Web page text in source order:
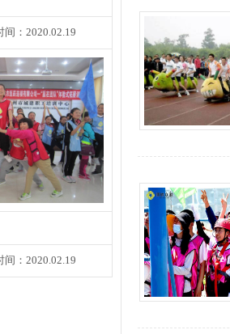
间：2020.02.19
婚礼请柬发给
色都有…
间：2020.02.19